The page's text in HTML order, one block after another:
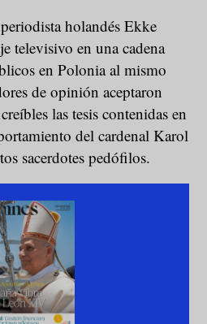
holandés Ekke
televisivo en una cadena
en Polonia al mismo
de opinión aceptaron
las tesis contenidas en
del cardenal Karol
sacerdotes pedófilos.